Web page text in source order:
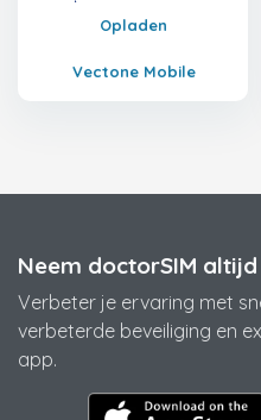
Opladen
Vectone Mobile
Neem doctorSIM
Verbeter je ervaring met
verbeterde beveiliging en
app.